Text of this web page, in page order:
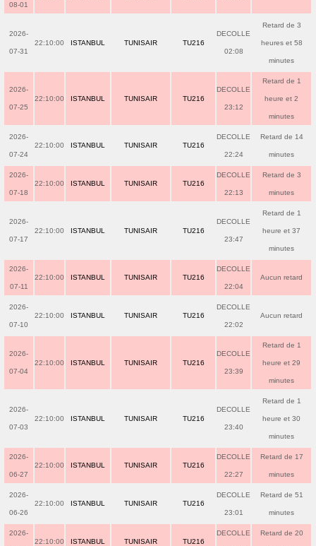
08-01
2026-
07-31
22:10:00 ISTANBUL TUNISAIR TU216
DECOLLE
02:08
Retard de 3
heures et 58
minutes
2026-
07-25
22:10:00 ISTANBUL TUNISAIR TU216
DECOLLE
23:12
Retard de 1
heure et 2
minutes
2026-
07-24
22:10:00 ISTANBUL TUNISAIR TU216
DECOLLE
22:24
Retard de 14
minutes
2026-
07-18
22:10:00 ISTANBUL TUNISAIR TU216
DECOLLE
22:13
Retard de 3
minutes
2026-
07-17
22:10:00 ISTANBUL TUNISAIR TU216
DECOLLE
23:47
Retard de 1
heure et 37
minutes
2026-
07-11
22:10:00 ISTANBUL TUNISAIR TU216
DECOLLE
22:04
Aucun retard
2026-
07-10
22:10:00 ISTANBUL TUNISAIR TU216
DECOLLE
22:02
Aucun retard
2026-
07-04
22:10:00 ISTANBUL TUNISAIR TU216
DECOLLE
23:39
Retard de 1
heure et 29
minutes
2026-
07-03
22:10:00 ISTANBUL TUNISAIR TU216
DECOLLE
23:40
Retard de 1
heure et 30
minutes
2026-
06-27
22:10:00 ISTANBUL TUNISAIR TU216
DECOLLE
22:27
Retard de 17
minutes
2026-
06-26
22:10:00 ISTANBUL TUNISAIR TU216
DECOLLE
23:01
Retard de 51
minutes
2026-
22:10:00 ISTANBUL TUNISAIR TU216
DECOLLE Retard de 20